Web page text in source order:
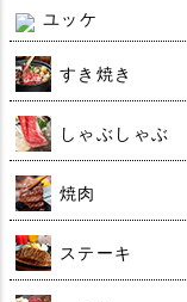
ユッケ
すき焼き
しゃぶしゃぶ
焼肉
ステーキ